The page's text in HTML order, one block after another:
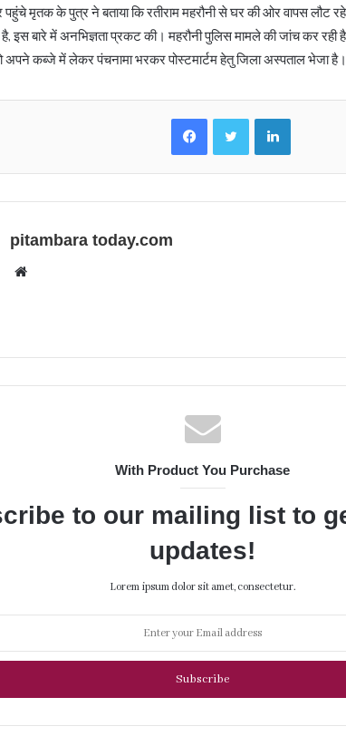
मृतक के पुत्र ने बताया कि रतीराम महरौनी से घर की ओर वापस लौट
है, इस बारे में अनभिज्ञता प्रकट की। महरौनी पुलिस मामले की जांच कर रही
कब्जे में लेकर पंचनामा भरकर पोस्टमार्टम हेतु जिला अस्पताल भेजा है।
FacebookTwitter LinkedIn
pitambara today.com
Website
With Product You Purchase
to our mailing list to
updates!
Lorem ipsum dolor sit amet, consectetur.